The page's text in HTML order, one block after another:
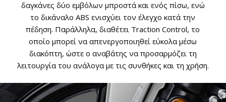
δαγκάνες δύο εμβόλων μπροστά και ενός πίσω, ενώ
το δικάναλο ABS ενισχύει τον έλεγχο κατά την
πέδηση. Παράλληλα, διαθέτει Traction Control, το
οποίο μπορεί να απενεργοποιηθεί εύκολα μέσω
διακόπτη, ώστε ο αναβάτης να προσαρμόζει τη
λειτουργία του ανάλογα με τις συνθήκες και τη χρήση.